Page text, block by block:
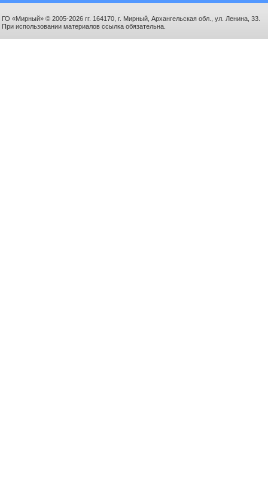
ГО «Мирный» © 2005-2026 гг. 164170, г. Мирный, Архангельская обл., ул. Ленина, 33.
При использовании материалов ссылка обязательна.